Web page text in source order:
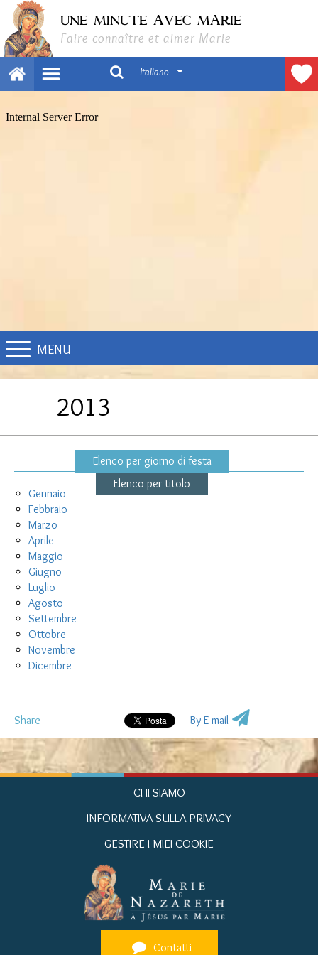
UNE MINUTE AVEC MARIE
Faire connaître et aimer Marie
Italiano
MENU
2013
Elenco per giorno di festa
Elenco per titolo
Gennaio
Febbraio
Marzo
Aprile
Maggio
Giugno
Luglio
Agosto
Settembre
Ottobre
Novembre
Dicembre
Share By E-mail
CHI SIAMO
INFORMATIVA SULLA PRIVACY
GESTIRE I MIEI COOKIE
Contatti